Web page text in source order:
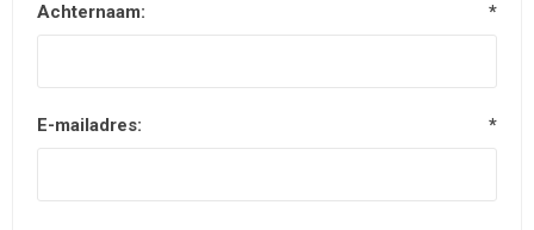
Achternaam: *
E-mailadres: *